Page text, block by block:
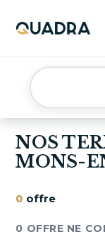
NOS
MONS-
0 offre
0 OFFRE NE